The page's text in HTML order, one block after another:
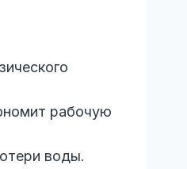
рабочую
воды.